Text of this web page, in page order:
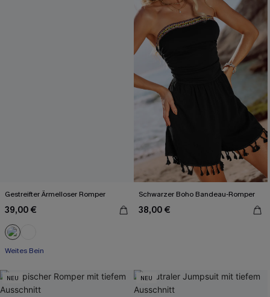
Gestreifter Ärmelloser Romper
39,00 €
Weites Bein
Schwarzer Boho Bandeau-Romper
38,00 €
NEU NEU